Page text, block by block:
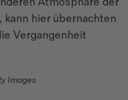
kann hier übernachten
Vergangenheit
Images